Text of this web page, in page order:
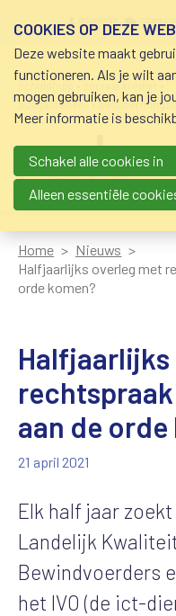
schuldhulp • sociaal krediet •
budgetbeheer •
Main navigation
Home
Nieuws
Halfjaarlijks overleg met
orde komen?
aan de
21 april 2021
Elk half jaar
Landelijk
Bewindvoerders
het IVO (de ict-
COOKIES OP DEZE
Deze website maakt
functioneren. Als je wilt
mogen gebruiken, kan je
Meer informatie is
Schakel alle cookies in
Alleen essentiële